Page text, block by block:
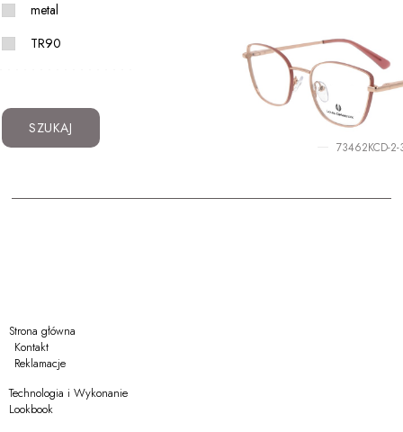
metal
TR90
SZUKAJ
73462KCD-2-
Strona główna
Kontakt
Reklamacje
Technologia i Wykonanie
Lookbook